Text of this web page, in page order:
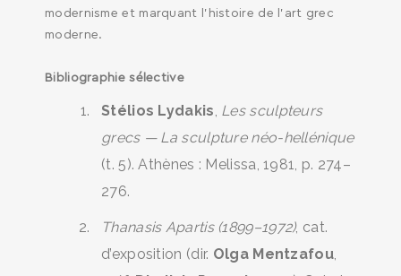
modernisme et marquant l’histoire de l’art grec
moderne.
Bibliographie sélective
Stélios Lydakis, Les sculpteurs
grecs — La sculpture néo-hellénique
(t. 5). Athènes : Melissa, 1981, p. 274–
276.
Thanasis Apartis (1899–1972), cat.
d’exposition (dir. Olga Mentzafou,